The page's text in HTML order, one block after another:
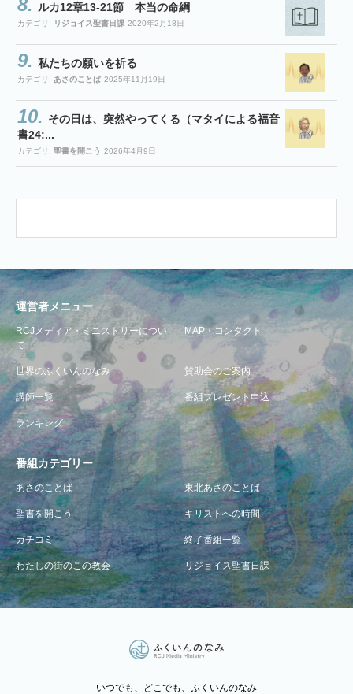
ルカ12章13-21節 本当の命綱
カテゴリ: リジョイス聖書日課 2020年2月18日
私たちの願いを祈る
カテゴリ: あさのことば 2025年11月19日
その日は、突然やってくる（マタイによる福音
書24:...
カテゴリ: 聖書を開こう 2026年4月9日
運営者メニュー
RCJメディア・ミニストリーについ
て
MAP・コンタクト
世界のふくいんのなみ 賛助会のご案内
講師一覧 番組プレゼント申込
ランキング
番組カテゴリー
あさのことば 東北あさのことば
聖書を開こう キリストへの時間
ガチコミ 終了番組一覧
わたしの街のこの教会 リジョイス聖書日課
いつでも、どこでも、ふくいんのなみ